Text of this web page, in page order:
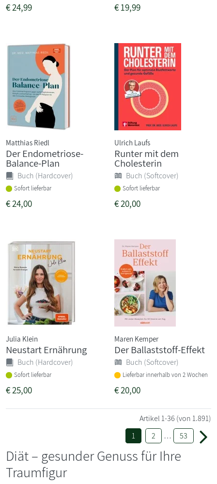
€24,99 €19,99
Matthias Riedl
Der Endometriose-
Balance-Plan
Buch (Hardcover)
Sofort lieferbar
€24,00
Ulrich Laufs
Runter mit dem
Cholesterin
Buch (Softcover)
Sofort lieferbar
€20,00
Julia Klein
Neustart Ernährung
Buch (Hardcover)
Sofort lieferbar
€25,00
Maren Kemper
Der Ballaststoff-Effekt
Buch (Softcover)
Lieferbar innerhalb von 2 Wochen
€20,00
Artikel1-36 (von 1.891)
1
2 … 53
Diät – gesunder Genuss für Ihre
Traumfigur